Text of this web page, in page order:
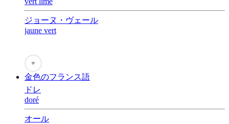
ジョーヌ・ヴェール
jaune vert
♥
金色のフランス語
ドレ
doré
オール